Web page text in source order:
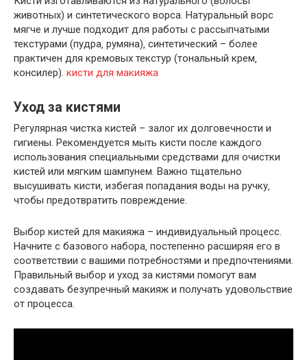
животных) и синтетического ворса. Натуральный ворс
мягче и лучше подходит для работы с рассыпчатыми
текстурами (пудра‚ румяна)‚ синтетический – более
практичен для кремовых текстур (тональный крем‚
консилер). кисти для макияжа
Уход за кистями
Регулярная чистка кистей – залог их долговечности и
гигиены. Рекомендуется мыть кисти после каждого
использования специальными средствами для очистки
кистей или мягким шампунем. Важно тщательно
высушивать кисти‚ избегая попадания воды на ручку‚
чтобы предотвратить повреждение.
Выбор кистей для макияжа – индивидуальный процесс.
Начните с базового набора‚ постепенно расширяя его в
соответствии с вашими потребностями и предпочтениями.
Правильный выбор и уход за кистями помогут вам
создавать безупречный макияж и получать удовольствие
от процесса.